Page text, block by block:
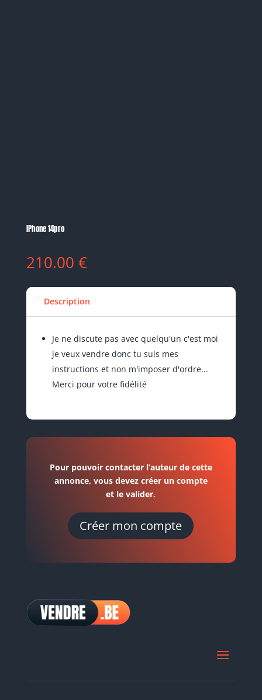
iPhone 14pro
210.00 €
Description
Je ne discute pas avec quelqu'un c'est moi
je veux vendre donc tu suis mes
instructions et non m'imposer d'ordre...
Merci pour votre fidélité
Pour pouvoir contacter l’auteur de cette
annonce, vous devez créer un compte
et le valider.
Créer mon compte